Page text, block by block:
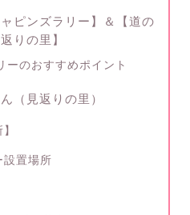
ピンズラリー】＆【道の
の里】
ーのおすすめポイント
見返りの里）
設置場所